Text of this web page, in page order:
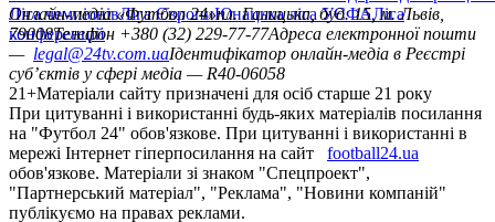
Ліга чемпіонівЛіга ЄвропиЮнацька ліга УЄФАЛіга
конференцій
Онлайн-медіа «Футбол 24»пл. Галицька, буд. 15, м. Львів,
79008Телефон +380 (32) 229-77-77Адреса електронної пошти
— legal@24tv.com.uaІдентифікатор онлайн-медіа в Реєстрі
суб’єктів у сфері медіа — R40-06058
21+Матеріали сайту призначені для осіб старше 21 року
При цитуванні і використанні будь-яких матеріалів посилання
на "Футбол 24" обов'язкове. При цитуванні і використанні в
мережі Інтернет гіперпосилання на сайт
football24.ua
обов'язкове. Матеріали зі знаком "Спецпроект",
"Партнерський матеріал", "Реклама", "Новини компаній"
публікуємо на правах реклами.